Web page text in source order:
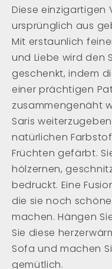
Diese einzigartigen
ursprünglich aus
Mit erstaunlich
und Liebe wird den
geschenkt, indem
einer prächtigen
zusammengenäht
Saris
natürlichen
Früchten gefärbt.
hölzernen,
bedruckt. Eine
die sie noch
machen. Hängen
Sie diese
Sofa und machen
gemütlich.